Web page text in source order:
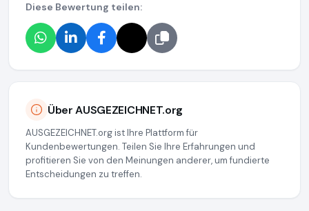
Diese Bewertung teilen:
Über AUSGEZEICHNET.org
AUSGEZEICHNET.org ist Ihre Plattform für
Kundenbewertungen. Teilen Sie Ihre Erfahrungen und
profitieren Sie von den Meinungen anderer, um fundierte
Entscheidungen zu treffen.